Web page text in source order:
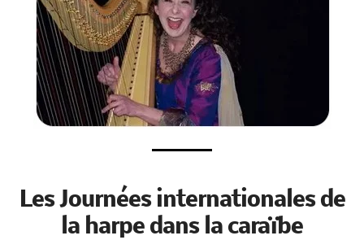
Les Journées internationales
de la harpe dans la caraïbe